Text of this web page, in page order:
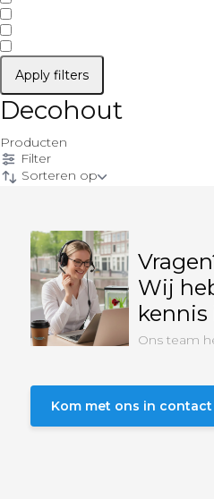
Apply filters
Decohout
Producten
Filter
Sorteren op
Wij
kennis
Ons team
Kom met ons in contact